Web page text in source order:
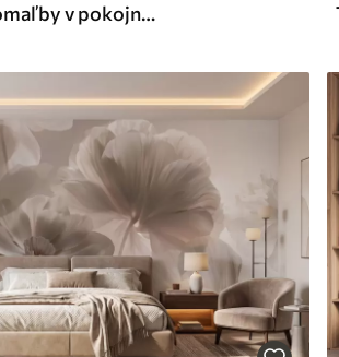
Strom v štýle olejomaľby v pokojných prírodných šedo-béžových odtieňoch